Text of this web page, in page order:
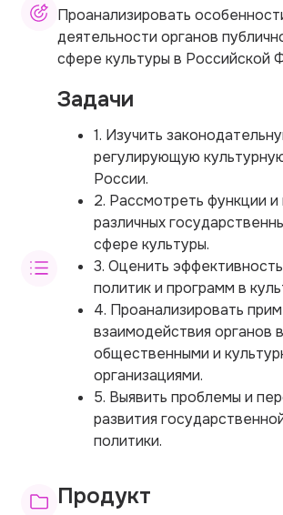
Проанализировать
деятельности органов
сфере культуры в Российской
Задачи
1. Изучить
регулирующую
России.
2. Рассмотреть функции
различных
сфере культуры.
3. Оценить
политик и программ в
4. Проанализировать
взаимодействия органов
общественными и
организациями.
5. Выявить проблемы и
развития
политики.
Продукт